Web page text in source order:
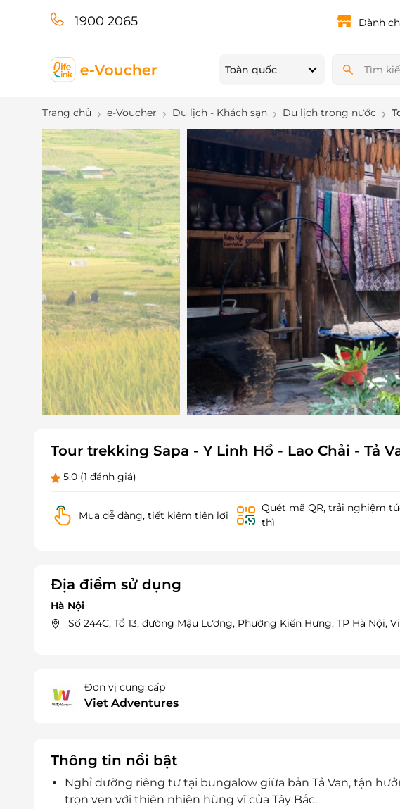
1900 2065 Dành
Toàn quốc
Trang chủ e-Voucher Du lịch - Khách sạn Du lịch trong nước
Tour trekking Sapa - Y Linh Hồ - Lao Chải - Tả
5.0 (1 đánh giá)
Mua dễ dàng, tiết kiệm tiện lợi
Quét mã QR, trải nghiệm
thì
Địa điểm sử dụng
Hà Nội
Số 244C, Tổ 13, đường Mậu Lương, Phường Kiến Hưng, TP Hà Nội,
Đơn vị cung cấp
Viet Adventures
Thông tin nổi bật
Nghỉ dưỡng riêng tư tại bungalow giữa bản Tả Van, tận
trọn vẹn với thiên nhiên hùng vĩ của Tây Bắc.